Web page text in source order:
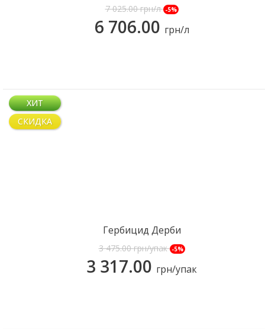
7 025.00грн/л -5%
6 706.00 грн/л
ХИТ
СКИДКА
Гербицид Дерби
3 475.00грн/упак -5%
3 317.00 грн/упак